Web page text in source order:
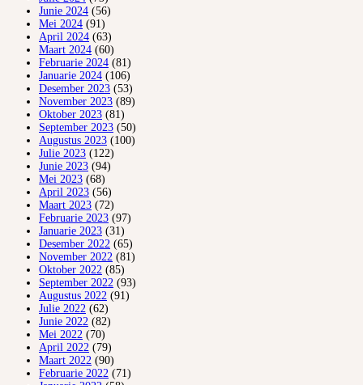
Junie 2024 (56)
Mei 2024 (91)
April 2024 (63)
Maart 2024 (60)
Februarie 2024 (81)
Januarie 2024 (106)
Desember 2023 (53)
November 2023 (89)
Oktober 2023 (81)
September 2023 (50)
Augustus 2023 (100)
Julie 2023 (122)
Junie 2023 (94)
Mei 2023 (68)
April 2023 (56)
Maart 2023 (72)
Februarie 2023 (97)
Januarie 2023 (31)
Desember 2022 (65)
November 2022 (81)
Oktober 2022 (85)
September 2022 (93)
Augustus 2022 (91)
Julie 2022 (62)
Junie 2022 (82)
Mei 2022 (70)
April 2022 (79)
Maart 2022 (90)
Februarie 2022 (71)